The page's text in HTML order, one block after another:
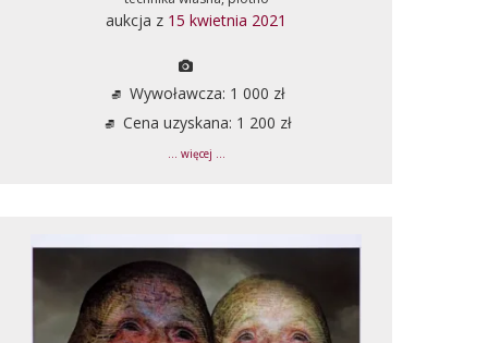
aukcja z 15 kwietnia 2021
Wywoławcza: 1 000 zł
Cena uzyskana: 1 200 zł
... więcej ...